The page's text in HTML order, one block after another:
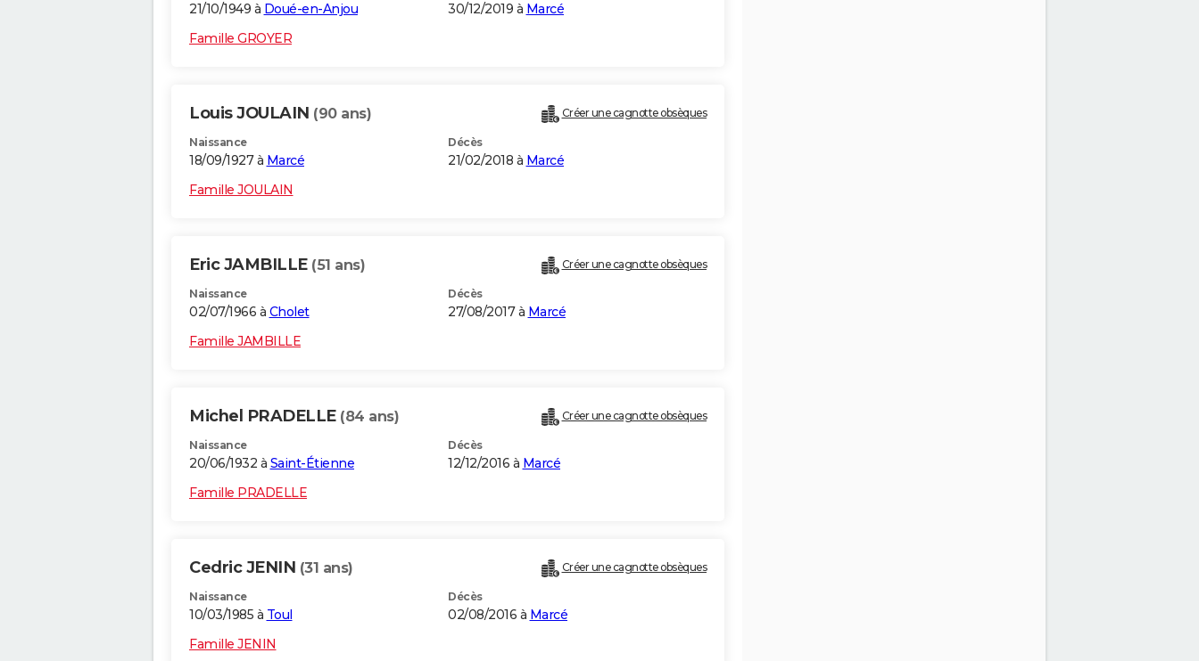
21/10/1949 à Doué-en-Anjou 30/12/2019 à Marcé
Famille GROYER
Louis JOULAIN (90 ans) Créer une cagnotte obsèques
Naissance
18/09/1927 à Marcé
Décès
21/02/2018 à Marcé
Famille JOULAIN
Eric JAMBILLE (51 ans) Créer une cagnotte obsèques
Naissance
02/07/1966 à Cholet
Décès
27/08/2017 à Marcé
Famille JAMBILLE
Michel PRADELLE (84 ans) Créer une cagnotte obsèques
Naissance
20/06/1932 à Saint-Étienne
Décès
12/12/2016 à Marcé
Famille PRADELLE
Cedric JENIN (31 ans) Créer une cagnotte obsèques
Naissance
10/03/1985 à Toul
Décès
02/08/2016 à Marcé
Famille JENIN